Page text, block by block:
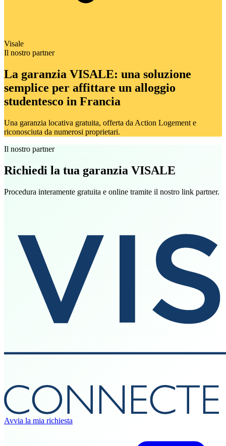
Visale
Il nostro partner
La garanzia VISALE: una soluzione
semplice per affittare un alloggio
studentesco in Francia
Una garanzia locativa gratuita, offerta da Action Logement e
riconosciuta da numerosi proprietari.
Il nostro partner
Richiedi la tua garanzia VISALE
Procedura interamente gratuita e online tramite il nostro link partner.
Avvia la mia richiesta